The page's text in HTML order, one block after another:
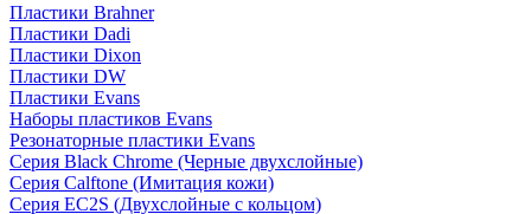
Пластики Brahner
Пластики Dadi
Пластики Dixon
Пластики DW
Пластики Evans
Наборы пластиков Evans
Резонаторные пластики Evans
Серия Black Chrome (Черные двухслойные)
Серия Calftone (Имитация кожи)
Серия EC2S (Двухслойные с кольцом)